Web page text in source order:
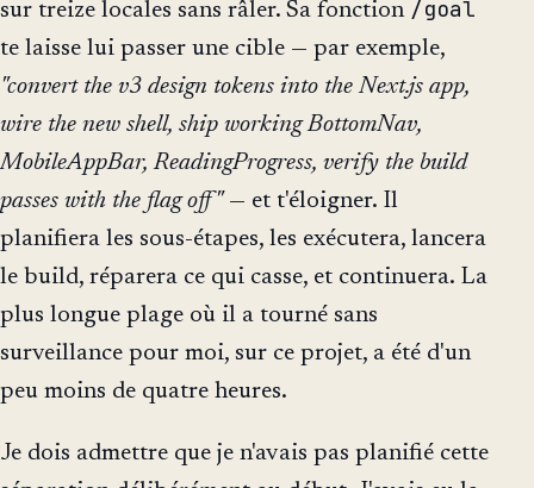
sur treize locales sans râler. Sa fonction /goal
te laisse lui passer une cible — par exemple,
"convert the v3 design tokens into the Next.js app,
wire the new shell, ship working BottomNav,
MobileAppBar, ReadingProgress, verify the build
passes with the flag off"— et t'éloigner. Il
planifiera les sous-étapes, les exécutera, lancera
le build, réparera ce qui casse, et continuera. La
plus longue plage où il a tourné sans
surveillance pour moi, sur ce projet, a été d'un
peu moins de quatre heures.
Je dois admettre que je n'avais pas planifié cette